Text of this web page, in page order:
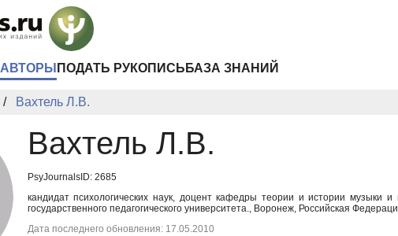
АВТОРЫ ПОДАТЬ РУКОПИСЬ БАЗА ЗНАНИЙ
Вахтель Л.В.
Вахтель Л.В.
PsyJournalsID: 2685
кандидат психологических наук, доцент кафедры теории и истории музыки
государственного педагогического университета., Воронеж, Российская
Дата последнего обновления: 17.05.2010